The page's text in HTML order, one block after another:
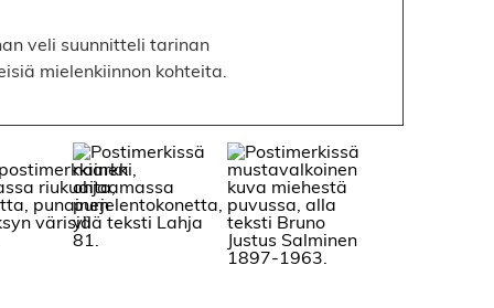
veli suunnitteli tarinan
mielenkiinnon kohteita.